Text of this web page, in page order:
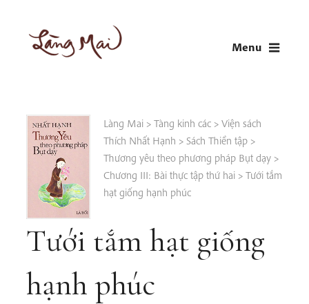
content
Menu
Làng Mai> Tàng kinh các> Viện sách
Thích Nhất Hạnh > Sách Thiền tập>
Thương yêu theo phương pháp Bụt dạy>
Chương III: Bài thực tập thứ hai> Tưới tắm
hạt giống hạnh phúc
Tưới tắm hạt giống
hạnh phúc